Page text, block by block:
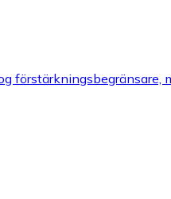
förstärkningsbegränsare,